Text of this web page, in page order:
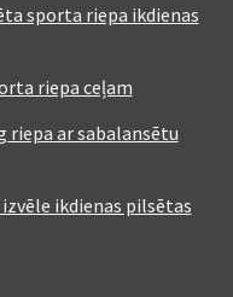
sporta riepa ikdienas
riepa ceļam
riepa ar sabalansētu
ikdienas pilsētas